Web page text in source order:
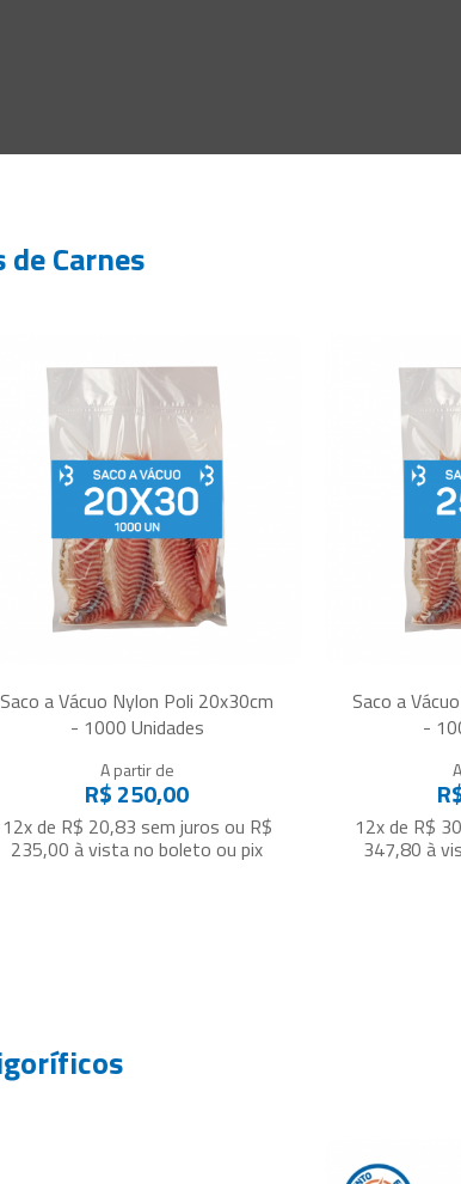
de Carnes
Saco a Vácuo Nylon Poli 20x30cm
- 1000 Unidades
A partir de
R$ 250,00
12x de R$ 20,83 sem juros ou R$
235,00 à vista no boleto ou pix
Saco a
-
12x de R$
347,80 à